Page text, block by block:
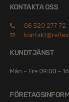
KONTAKTA OSS
08 520 277 72
KUNDTJÄNST
Mån – Fre 09:00 –